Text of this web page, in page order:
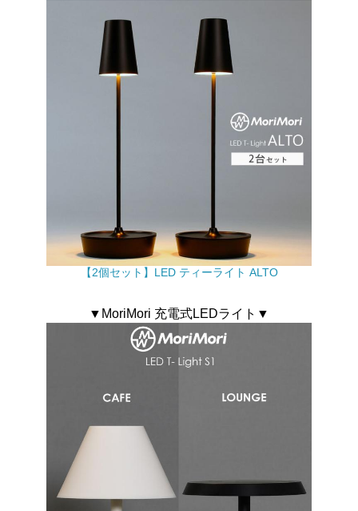
【2個セット】LED ティーライト ALTO
▼MoriMori 充電式LEDライト▼